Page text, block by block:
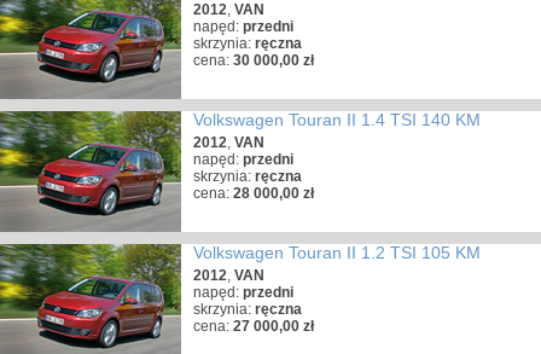
2012, VAN
napęd: przedni
skrzynia: ręczna
cena: 30 000,00 zł
Volkswagen Touran II 1.4 TSI 140 KM
2012, VAN
napęd: przedni
skrzynia: ręczna
cena: 28 000,00 zł
Volkswagen Touran II 1.2 TSI 105 KM
2012, VAN
napęd: przedni
skrzynia: ręczna
cena: 27 000,00 zł